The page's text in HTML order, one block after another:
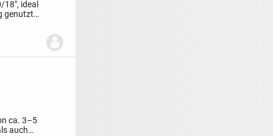
ideal
genutzt
ca. 3–5
auch